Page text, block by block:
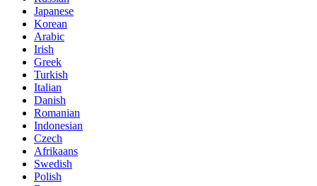
Japanese
Korean
Arabic
Irish
Greek
Turkish
Italian
Danish
Romanian
Indonesian
Czech
Afrikaans
Swedish
Polish